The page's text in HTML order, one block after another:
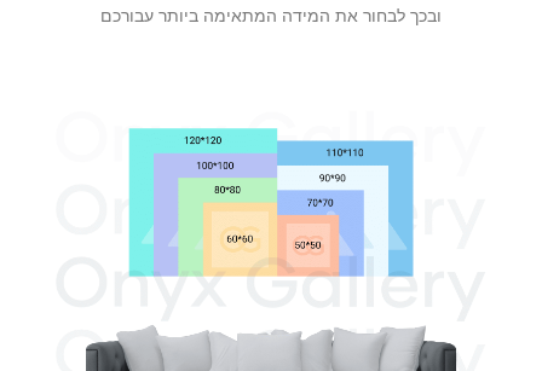
ובכך לבחור את המידה המתאימה ביותר עבורכם